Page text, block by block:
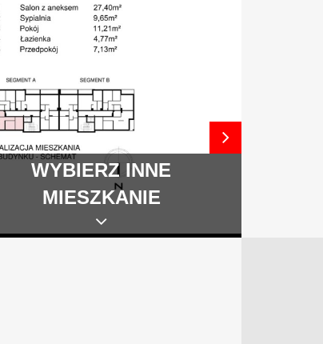
WYBIERZ INNE
MIESZKANIE